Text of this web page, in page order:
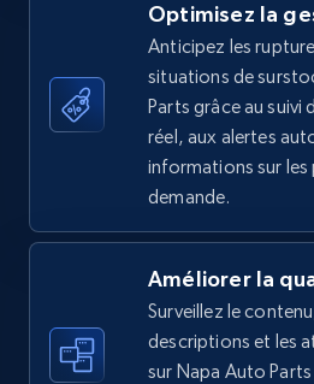
TikTok Shop - discover
URL, Title, Available,
price, Final price, Discount
668+
Amazon sellers info
Seller id, URL, Seller name,
info, Stars, Feedbacks, Return
Optimisez la
Anticipez les
situations de
Parts grâce au suivi
réel, aux alertes
informations sur les
demande.
Améliorer la
Surveillez le
descriptions et les
sur Napa Auto